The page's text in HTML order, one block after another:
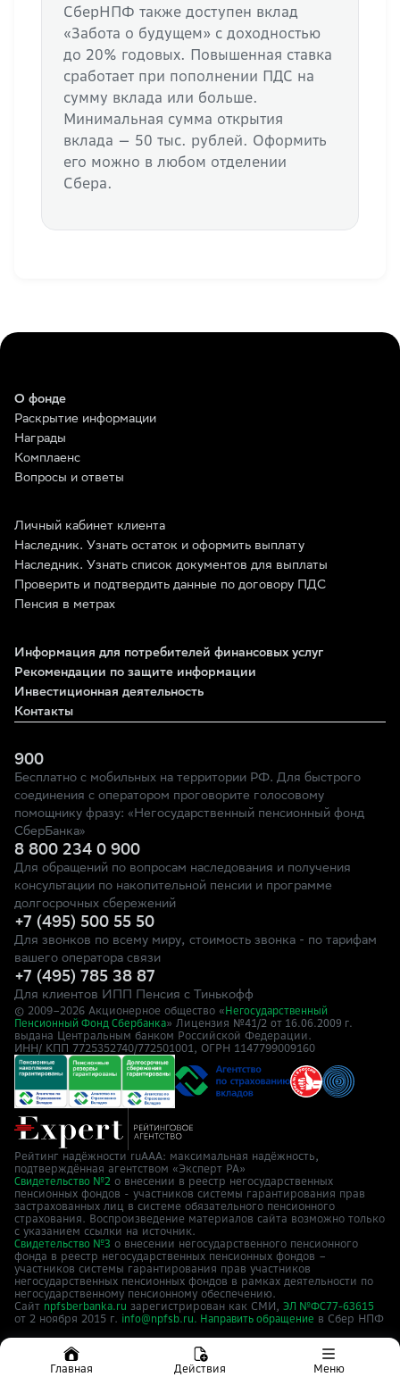
СберНПФ также доступен вклад
«Забота о будущем» с доходностью
до 20% годовых. Повышенная ставка
сработает при пополнении ПДС на
сумму вклада или больше.
Минимальная сумма открытия
вклада — 50 тыс. рублей. Оформить
его можно в любом отделении
Сбера.
Главная Действия Меню
О фонде
Раскрытие информации
Награды
Комплаенс
Вопросы и ответы
Личный кабинет клиента
Наследник. Узнать остаток и оформить выплату
Наследник. Узнать список документов для выплаты
Проверить и подтвердить данные по договору ПДС
Пенсия в метрах
Информация для потребителей финансовых услуг
Рекомендации по защите информации
Инвестиционная деятельность
Контакты
900
Бесплатно с мобильных на территории РФ. Для быстрого
соединения с оператором проговорите голосовому
помощнику фразу: «Негосударственный пенсионный фонд
СберБанка»
8 800 234 0 900
Для обращений по вопросам наследования и получения
консультации по накопительной пенсии и программе
долгосрочных сбережений
+7 (495) 500 55 50
Для звонков по всему миру, стоимость звонка - по тарифам
вашего оператора связи
+7 (495) 785 38 87
Для клиентов ИПП Пенсия с Тинькофф
© 2009–2026 Акционерное общество « Негосударственный
Пенсионный Фонд Сбербанка» Лицензия №41/2 от 16.06.2009 г.
выдана Центральным банком Российской Федерации.
ИНН/ КПП 7725352740/772501001, ОГРН 1147799009160
Рейтинг надёжности ruAAA: максимальная надёжность,
подтверждённая агентством «Эксперт РА»
Свидетельство №2 о внесении в реестр негосударственных
пенсионных фондов - участников системы гарантирования прав
застрахованных лиц в системе обязательного пенсионного
страхования. Воспроизведение материалов сайта возможно только
с указанием ссылки на источник.
Свидетельство №3 о внесении негосударственного пенсионного
фонда в реестр негосударственных пенсионных фондов –
участников системы гарантирования прав участников
негосударственных пенсионных фондов в рамках деятельности по
негосударственному пенсионному обеспечению.
Сайт npfsberbanka.ru зарегистрирован как СМИ, ЭЛ №ФС77-63615
от 2 ноября 2015 г. info@npfsb.ru. Направить обращение в Cбер НПФ